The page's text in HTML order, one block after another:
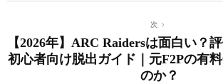
次
【2026年】ARC Raidersは面白い？
初心者向け脱出ガイド｜元F2Pの有
のか？